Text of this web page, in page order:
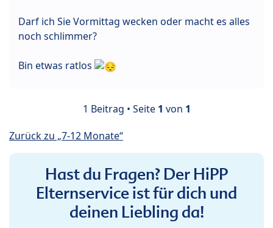
Darf ich Sie Vormittag wecken oder macht es alles
noch schlimmer?
Bin etwas ratlos
1 Beitrag • Seite 1 von 1
Zurück zu „7-12 Monate“
Hast du Fragen? Der HiPP
Elternservice ist für dich und
deinen Liebling da!